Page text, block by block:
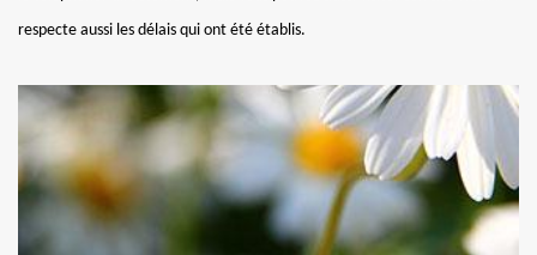
respecte aussi les délais qui ont été établis.